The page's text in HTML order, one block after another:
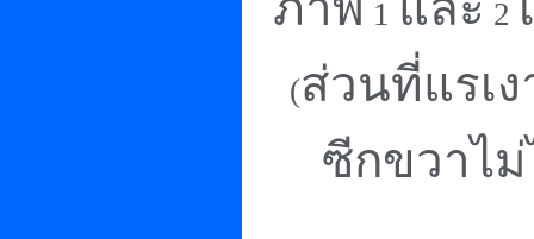
1 2
(ส่วนที่แรเง
ซีกขวาไ